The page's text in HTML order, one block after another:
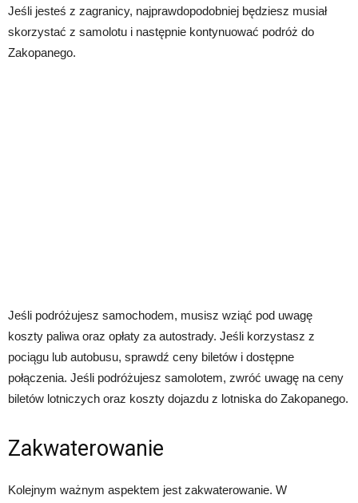
Jeśli jesteś z zagranicy, najprawdopodobniej będziesz musiał
skorzystać z samolotu i następnie kontynuować podróż do
Zakopanego.
Jeśli podróżujesz samochodem, musisz wziąć pod uwagę
koszty paliwa oraz opłaty za autostrady. Jeśli korzystasz z
pociągu lub autobusu, sprawdź ceny biletów i dostępne
połączenia. Jeśli podróżujesz samolotem, zwróć uwagę na ceny
biletów lotniczych oraz koszty dojazdu z lotniska do Zakopanego.
Zakwaterowanie
Kolejnym ważnym aspektem jest zakwaterowanie. W